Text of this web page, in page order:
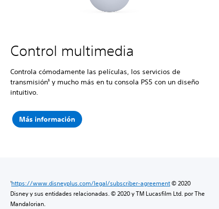
Control multimedia
Controla cómodamente las películas, los servicios de
transmisión5 y mucho más en tu consola PS5 con un diseño
intuitivo.
Más información
1 https://www.disneyplus.com/legal/subscriber-agreement© 2020
Disney y sus entidades relacionadas. © 2020 y TM Lucasfilm Ltd. por The
Mandalorian.